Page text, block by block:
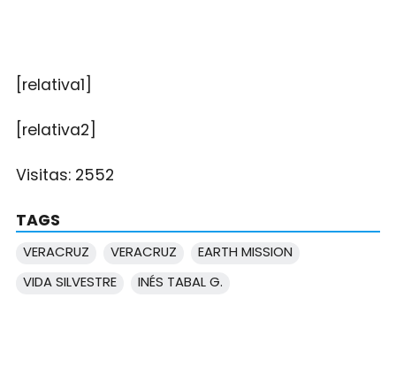
[relativa1]
[relativa2]
Visitas: 2552
TAGS
VERACRUZ VERACRUZ
EARTH MISSION
VIDA SILVESTRE
INÉS TABAL G.